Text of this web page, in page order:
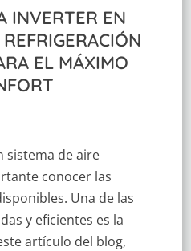
INVERTER EN
EL MÁXIMO
sistema de aire
conocer las
Una de las
y eficientes es la
artículo del blog,